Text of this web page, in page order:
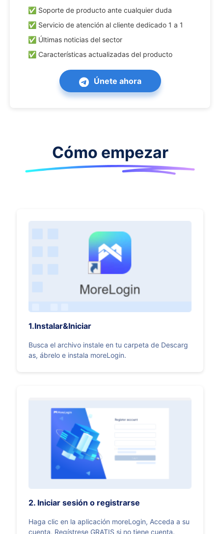
✅ Soporte de producto ante cualquier duda
✅ Servicio de atención al cliente dedicado 1 a 1
✅ Últimas noticias del sector
✅ Características actualizadas del producto
Únete ahora
Cómo empezar
1.Instalar&Iniciar
Busca el archivo instale en tu carpeta de Descarg
as, ábrelo e instala moreLogin.
2. Iniciar sesión o registrarse
Haga clic en la aplicación moreLogin, Acceda a su
cuenta, Regístrese GRATIS si no tiene cuenta.